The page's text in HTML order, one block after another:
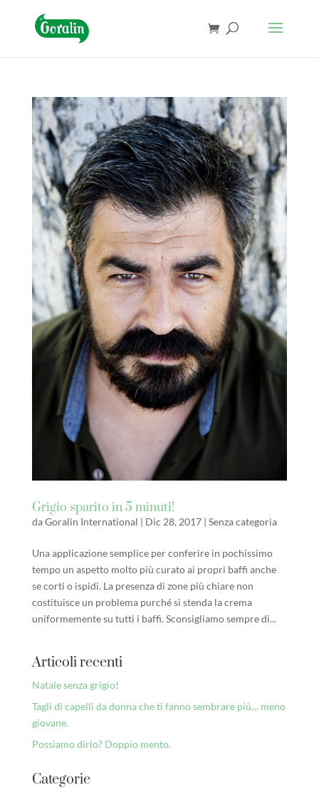
Grigio sparito in 5 minuti!
daGoralin International | Dic 28, 2017| Senza categoria
Una applicazione semplice per conferire in pochissimo
tempo un aspetto molto più curato ai propri baffi anche
se corti o ispidi. La presenza di zone più chiare non
costituisce un problema purché si stenda la crema
uniformemente su tutti i baffi. Sconsigliamo sempre di...
Articoli recenti
Natale senza grigio!
Tagli di capelli da donna che ti fanno sembrare più… meno
giovane.
Possiamo dirlo? Doppio mento.
Categorie